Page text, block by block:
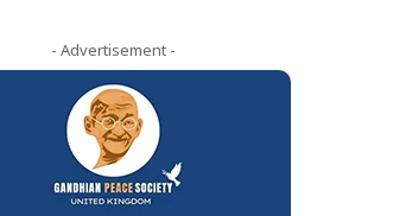
- Advertisement -